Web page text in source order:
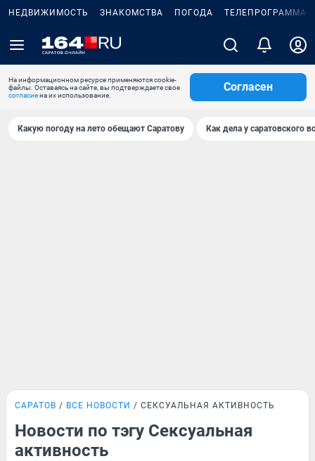
НЕДВИЖИМОСТЬ ЗНАКОМСТВА ПОГОДА ТЕЛЕПРОГРАММА
На информационном ресурсе применяются cookie-
файлы. Оставаясь на сайте, вы подтверждаете свое
согласиена их использование.
Согласен
Какую погоду на лето обещают Саратову Как дела у саратовского
САРАТОВ ВСЕ НОВОСТИ СЕКСУАЛЬНАЯ АКТИВНОСТЬ
Новости по тэгу Сексуальная
активность